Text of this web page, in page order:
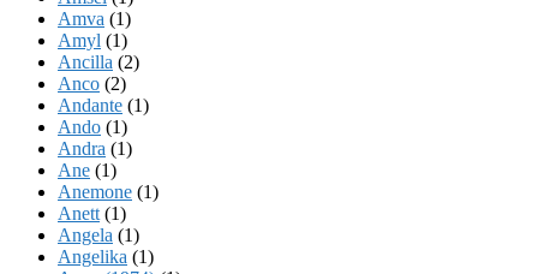
Amva (1)
Amyl (1)
Ancilla (2)
Anco (2)
Andante (1)
Ando (1)
Andra (1)
Ane (1)
Anemone (1)
Anett (1)
Angela (1)
Angelika (1)